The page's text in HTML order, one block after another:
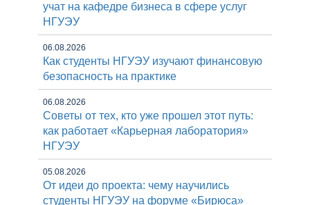
учат на кафедре бизнеса в сфере услуг
НГУЭУ
06.08.2026
Как студенты НГУЭУ изучают финансовую
безопасность на практике
06.08.2026
Советы от тех, кто уже прошел этот путь:
как работает «Карьерная лаборатория»
НГУЭУ
05.08.2026
От идеи до проекта: чему научились
студенты НГУЭУ на форуме «Бирюса»